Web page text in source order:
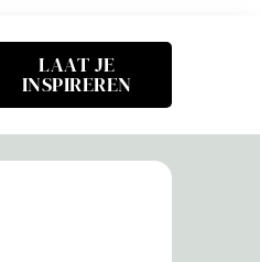
LAAT JE
INSPIREREN